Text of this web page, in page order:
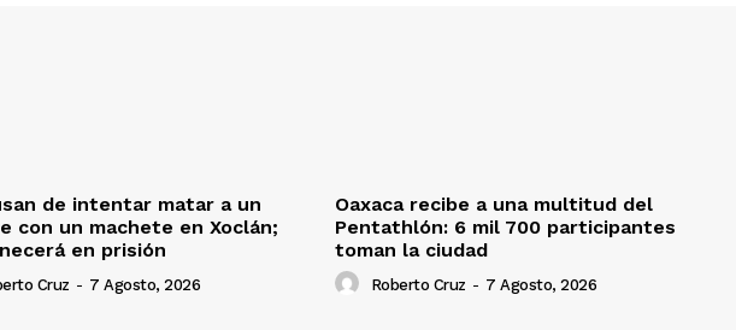
de intentar matar a un
con un machete en Xoclán;
en prisión
Cruz - 7 Agosto, 2026
Oaxaca recibe a una multitud del
Pentathlón: 6 mil 700 participantes
toman la ciudad
Roberto Cruz - 7 Agosto, 2026